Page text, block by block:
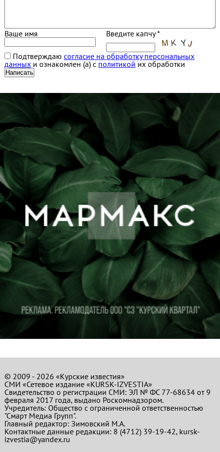
Ваше имя Введите капчу *
Подтверждаю согласие на обработку персональных
данныхи ознакомлен (а) с политикой их обработки
© 2009 - 2026 «Курские известия»
СМИ «Сетевое издание «KURSK-IZVESTIA»
Свидетельство о регистрации СМИ: ЭЛ № ФС 77-68634 от 9
февраля 2017 года, выдано Роскомнадзором.
Учредитель: Общество с ограниченной ответственностью
"Смарт Медиа Групп".
Главный редактор:Зимовский М.А.
Контактные данные редакции: 8 (4712) 39-19-42, kursk-
izvestia@yandex.ru